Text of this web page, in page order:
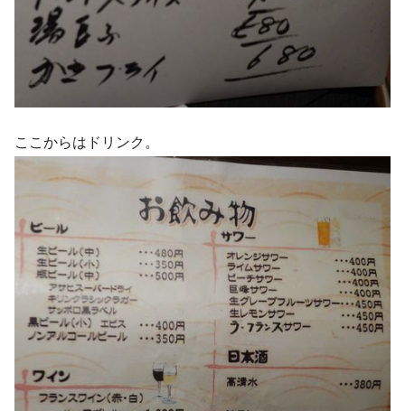
ここからはドリンク。